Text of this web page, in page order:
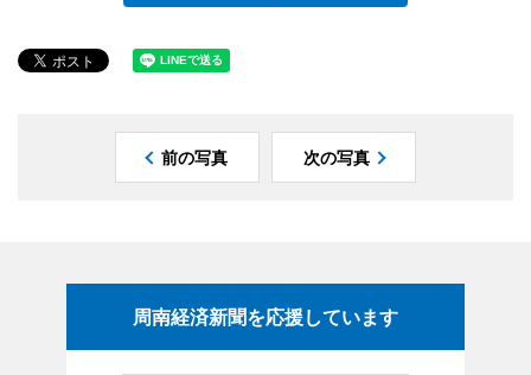
前の写真 次の写真
周南経済新聞を応援しています